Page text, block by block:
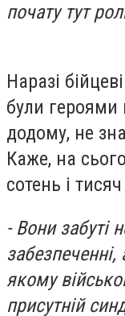
почату тут
Наразі
були героями
додому, не
Каже, на
сотень і
- Вони забуті
якому
присутній